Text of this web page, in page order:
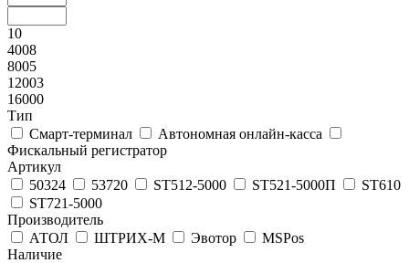
10
4008
8005
12003
16000
Тип
Смарт-терминал
Автономная онлайн-касса
Фискальный регистратор
Артикул
50324
53720 ST512-5000 ST521-5000П
ST610
ST721-5000
Производитель
АТОЛ
ШТРИХ-М Эвотор
MSPos
Наличие